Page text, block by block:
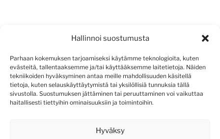
Hallinnoi suostumusta
Parhaan kokemuksen tarjoamiseksi käytämme teknologioita, kuten
evästeitä, tallentaaksemme ja/tai käyttääksemme laitetietoja. Näiden
tekniikoiden hyväksyminen antaa meille mahdollisuuden käsitellä
tietoja, kuten selauskäyttäytymistä tai yksilöllisiä tunnuksia tällä
sivustolla. Suostumuksen jättäminen tai peruuttaminen voi vaikuttaa
haitallisesti tiettyihin ominaisuuksiin ja toimintoihin.
Hyväksy
Sisältösyöte
Kommenttisyöte